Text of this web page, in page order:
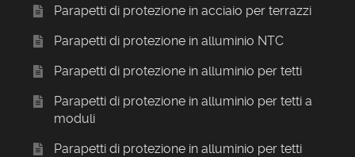
Parapetti di protezione in acciaio per terrazzi
Parapetti di protezione in alluminio NTC
Parapetti di protezione in alluminio per tetti
Parapetti di protezione in alluminio per tetti a
moduli
Parapetti di protezione in alluminio per tetti